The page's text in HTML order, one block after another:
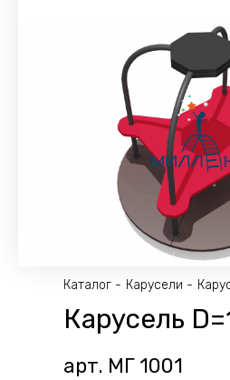
Каталог Карусели
Карусель
арт. МГ 1001